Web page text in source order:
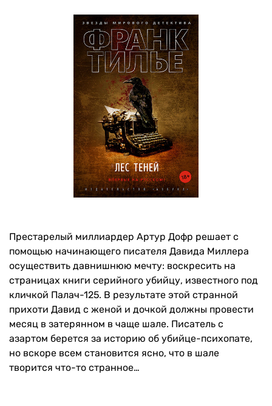
Престарелый миллиардер Артур Дофр решает с
помощью начинающего писателя Давида Миллера
осуществить давнишнюю мечту: воскресить на
страницах книги серийного убийцу, известного под
кличкой Палач-125. В результате этой странной
прихоти Давид с женой и дочкой должны провести
месяц в затерянном в чаще шале. Писатель с
азартом берется за историю об убийце-психопате,
но вскоре всем становится ясно, что в шале
творится что-то странное…